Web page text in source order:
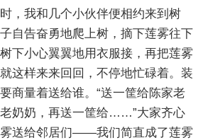
，我和几个小伙伴便相约来到树
自告奋勇地爬上树，摘下莲雾往下
下小心翼翼地用衣服接，再把莲雾
这样来来回回，不停地忙碌着。装
商量着送给谁。“送一筐给陈家老
奶奶，再送一筐给……”大家齐心
送给邻居们——我们简直成了莲雾